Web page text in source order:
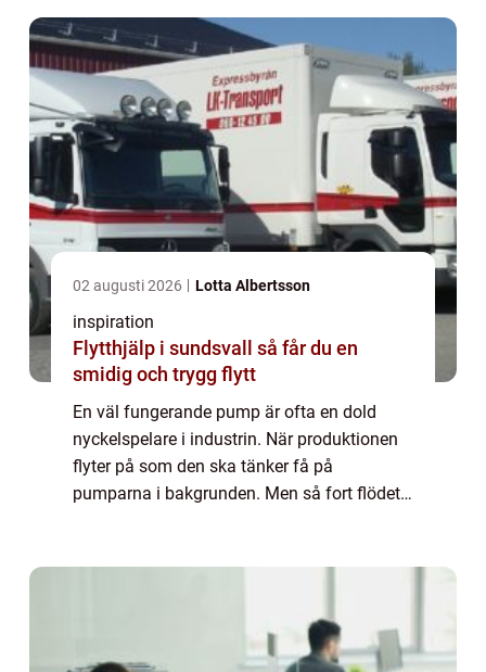
02 augusti 2026 Lotta Albertsson
inspiration
Flytthjälp i sundsvall så får du en
smidig och trygg flytt
En väl fungerande pump är ofta en dold
nyckelspelare i industrin. När produktionen
flyter på som den ska tänker få på
pumparna i bakgrunden. Men så fort flödet